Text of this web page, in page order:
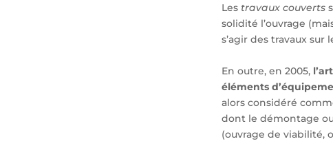
Les travaux couverts
solidité l’ouvrage
s’agir des travaux
En outre, en 2005,
éléments
alors considéré
dont le démontage
(ouvrage de viabilité,